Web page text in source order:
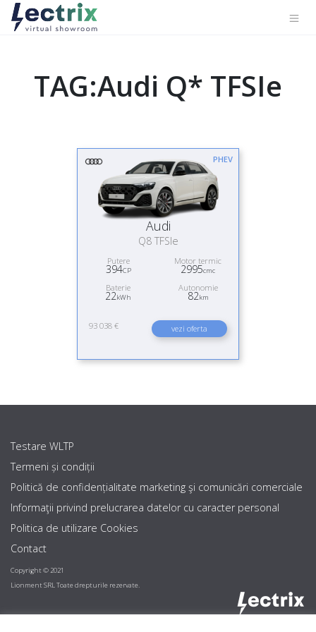
TAG:Audi Q* TFSIe
PHEV
Audi
Q8 TFSIe
Putere
394CP
Motor termic
2995cmc
Baterie
22kWh
Autonomie
82km
93 038 € vezi oferta
Testare WLTP
Termeni și condiții
Politică de confidențialitate marketing şi comunicări comerciale
Informaţii privind prelucrarea datelor cu caracter personal
Politica de utilizare Cookies
Contact
Copyright © 2021
Lionment SRL Toate drepturile rezervate.